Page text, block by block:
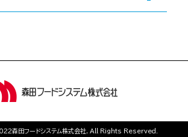
森田フードシステム株式会社, All Rights Reserved.